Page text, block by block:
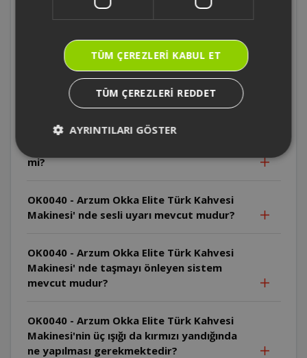
Makinesi kablosu çıkarılabiliyor mudur?
OK0040 - Arzum Okka Elite Türk Kahvesi
Makinesi kahveyi ne kadar sürede pişirir?
OK0040 - Arzum Okka Elite Türk Kahvesi
mi?
OK0040 - Arzum Okka Elite Türk Kahvesi
Makinesi' nde sesli uyarı mevcut mudur?
OK0040 - Arzum Okka Elite Türk Kahvesi
Makinesi' nde taşmayı önleyen sistem
mevcut mudur?
OK0040 - Arzum Okka Elite Türk Kahvesi
Makinesi'nin üç ışığı da kırmızı yandığında
ne yapılması gerekmektedir?
TÜM ÇEREZLERI KABUL ET
TÜM ÇEREZLERI REDDET
AYRINTILARI GÖSTER